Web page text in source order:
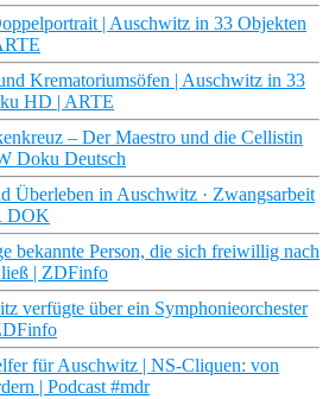
| Auschwitz in 33 Objekten
Krematoriumsöfen | Auschwitz in 33
HD | ARTE
– Der Maestro und die Cellistin
Doku Deutsch
Überleben in Auschwitz · Zwangsarbeit
DOK
bekannte Person, die sich freiwillig nach
| ZDFinfo
verfügte über ein Symphonieorchester
für Auschwitz | NS-Cliquen: von
| Podcast #mdr